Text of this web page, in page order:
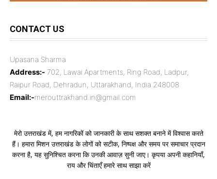
CONTACT US
Upasana Sharma
Address:- 702, Lawai Apartments, Ring Road, Ladpur,
Raipur Road, Dehradun, Uttarakhand, India 248008
Email:-merouttrakhand.in@gmail.com
मेरो उत्तराखंड में, हम नागरिकों को जानकारी के साथ सशक्त बनाने में विश्वास करते
हैं। हमारा मिशन उत्तराखंड के लोगों को सटीक, निष्पक्ष और समय पर समाचार प्रदान
करना है, यह सुनिश्चित करना कि उनकी आवाज़ सुनी जाए। कृपया अपनी कहानियाँ,
राय और चिंताएँ हमारे साथ साझा करें